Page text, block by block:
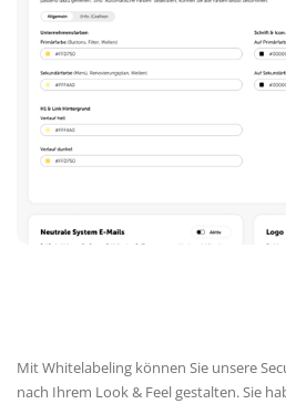
Mit Whitelabeling können Sie unsere
nach Ihrem Look & Feel gestalten. Sie